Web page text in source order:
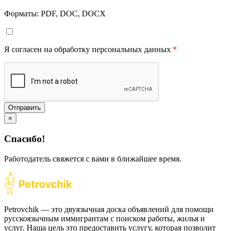
Форматы: PDF, DOC, DOCX
Я согласен на обработку персональных данных *
Отправить
×
Спасибо!
Работодатель свяжется с вами в ближайшее время.
Petrovchik — это двуязычная доска объявлений для помощи
русскоязычным иммигрантам с поиском работы, жилья и
услуг. Наша цель это предоставить услугу, которая позволит